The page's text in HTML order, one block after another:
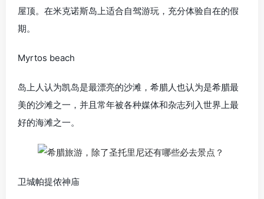
屋顶。在米克诺斯岛上适合自驾游玩，充分体验自在的假
期。
Myrtos beach
岛上人认为凯岛是最漂亮的沙滩，希腊人也认为是希腊最
美的沙滩之一，并且常年被各种媒体和杂志列入世界上最
好的海滩之一。
卫城帕提侬神庙